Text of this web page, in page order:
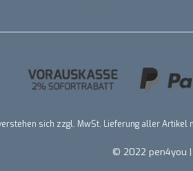
sich zzgl. MwSt. Lieferung aller
© 2022 pen4you